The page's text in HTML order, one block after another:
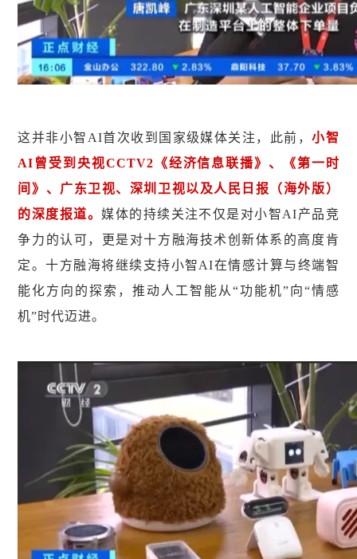
这并非小智AI首次收到国家级媒体关注，此前，小智
AI曾受到央视CCTV2《经济信息联播》、《第一时
间》、广东卫视、深圳卫视以及人民日报（海外版）
的深度报道。媒体的持续关注不仅是对小智AI产品竞
争力的认可，更是对十方融海技术创新体系的高度肯
定。十方融海将继续支持小智AI在情感计算与终端智
能化方向的探索，推动人工智能从“功能机”向“情感
机”时代迈进。